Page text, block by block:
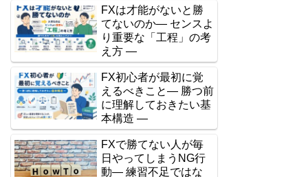
FXは才能がないと勝
てないのか― センスよ
り重要な「工程」の考
え方 ―
FX初心者が最初に覚
えるべきこと― 勝つ前
に理解しておきたい基
本構造 ―
FXで勝てない人が毎
日やってしまうNG行
動― 練習不足ではな